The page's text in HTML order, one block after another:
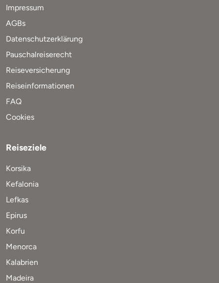
Impressum
AGBs
Datenschutzerklärung
Pauschalreiserecht
Reiseversicherung
Reiseinformationen
FAQ
Cookies
Reiseziele
Korsika
Kefalonia
Lefkas
Epirus
Korfu
Menorca
Kalabrien
Madeira